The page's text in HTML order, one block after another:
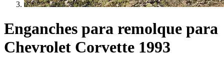
Enganches para remolque para
Chevrolet Corvette 1993